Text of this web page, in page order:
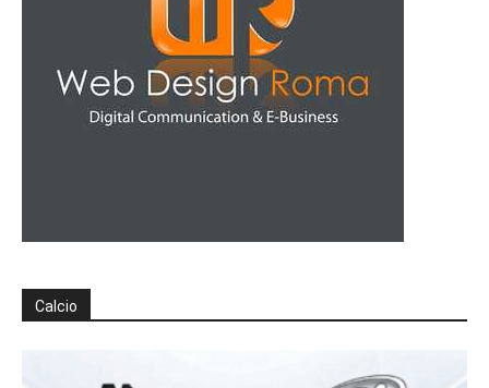
Calcio